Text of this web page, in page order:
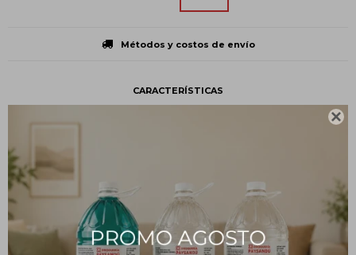

Métodos y costos de envío
CARACTERÍSTICAS
Sólido